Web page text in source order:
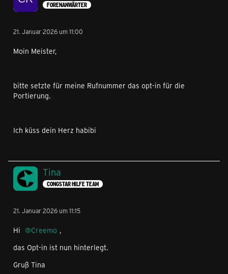
FORENANWÄRTER
21. Januar 2026 um 11:00
Moin Meister,
bitte setzte für meine Rufnummer das opt-in für die
Portierung.
Ich küss dein Herz habibi
Tina
CONGSTAR HILFE TEAM
21. Januar 2026 um 11:15
Hi Creemo ,
das Opt-in ist nun hinterlegt.
Gruß Tina